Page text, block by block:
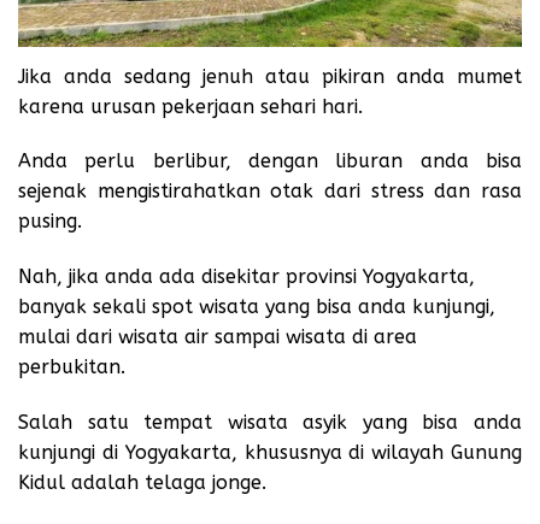
Jika anda sedang jenuh atau pikiran anda mumet
karena urusan pekerjaan sehari hari.
Anda perlu berlibur, dengan liburan anda bisa
sejenak mengistirahatkan otak dari stress dan rasa
pusing.
Nah, jika anda ada disekitar provinsi Yogyakarta,
banyak sekali spot wisata yang bisa anda kunjungi,
mulai dari wisata air sampai wisata di area
perbukitan.
Salah satu tempat wisata asyik yang bisa anda
kunjungi di Yogyakarta, khususnya di wilayah Gunung
Kidul adalah telaga jonge.